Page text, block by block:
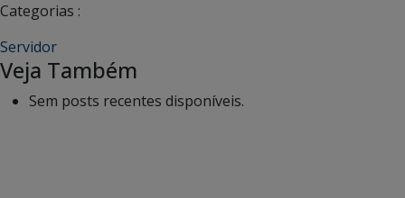
Categorias :
Servidor
Veja Também
Sem posts recentes disponíveis.